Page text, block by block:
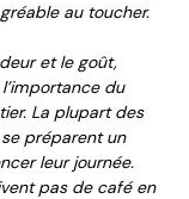
au toucher.
et le goût,
du
La plupart des
préparent un
leur journée.
pas de café en